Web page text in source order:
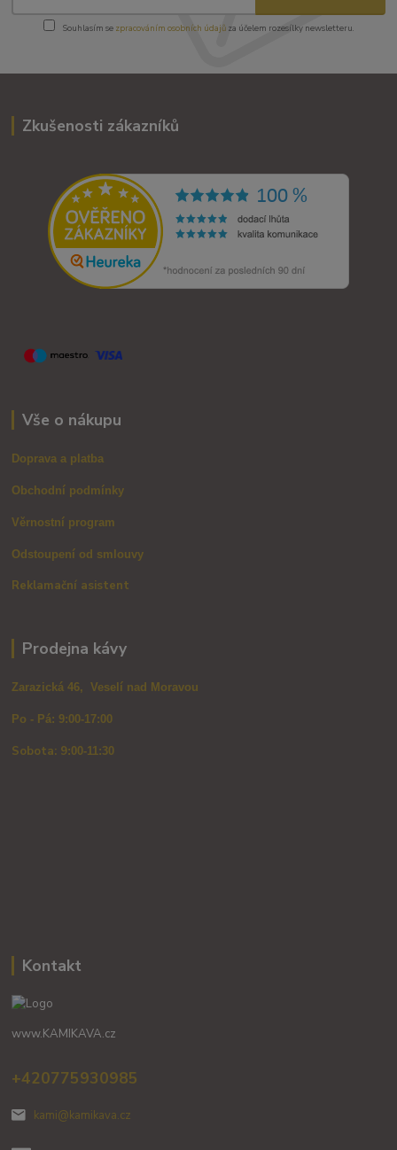
Souhlasím se zpracováním osobních údajůza účelem rozesílky newsletteru.
Zkušenosti zákazníků
Vše o nákupu
Doprava a platba
Obchodní podmínky
Věrnostní program
Odstoupení od smlouvy
Reklamační asistent
Prodejna kávy
Zarazická 46, Veselí nad Moravou
Po - Pá: 9:00-17:00
Sobota: 9:00-11:30
Kontakt
www.KAMIKAVA.cz
+420775930985
kami@kamikava.cz